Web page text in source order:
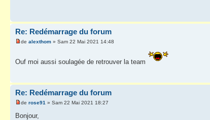
Re: Redémarrage du forum
de alexthom » Sam 22 Mai 2021 14:48
Ouf moi aussi soulagée de retrouver la team
Re: Redémarrage du forum
de rose91 » Sam 22 Mai 2021 18:27
Bonjour,